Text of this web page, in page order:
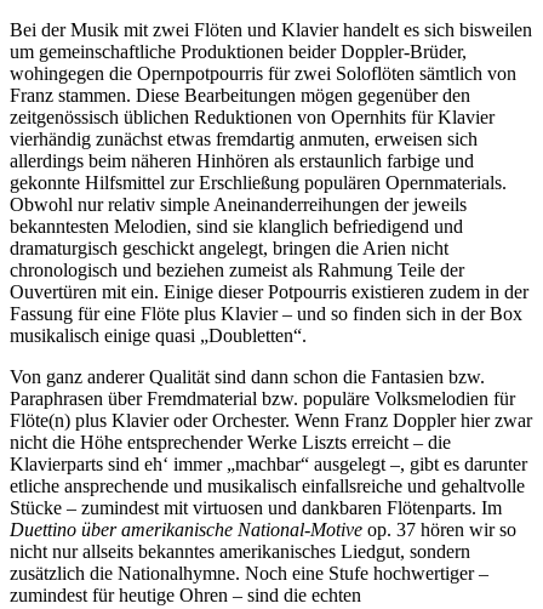
Bei der Musik mit zwei Flöten und Klavier handelt es sich bisweilen
um gemeinschaftliche Produktionen beider Doppler-Brüder,
wohingegen die Opernpotpourris für zwei Soloflöten sämtlich von
Franz stammen. Diese Bearbeitungen mögen gegenüber den
zeitgenössisch üblichen Reduktionen von Opernhits für Klavier
vierhändig zunächst etwas fremdartig anmuten, erweisen sich
allerdings beim näheren Hinhören als erstaunlich farbige und
gekonnte Hilfsmittel zur Erschließung populären Opernmaterials.
Obwohl nur relativ simple Aneinanderreihungen der jeweils
bekanntesten Melodien, sind sie klanglich befriedigend und
dramaturgisch geschickt angelegt, bringen die Arien nicht
chronologisch und beziehen zumeist als Rahmung Teile der
Ouvertüren mit ein. Einige dieser Potpourris existieren zudem in der
Fassung für eine Flöte plus Klavier – und so finden sich in der Box
musikalisch einige quasi „Doubletten“.
Von ganz anderer Qualität sind dann schon die Fantasien bzw.
Paraphrasen über Fremdmaterial bzw. populäre Volksmelodien für
Flöte(n) plus Klavier oder Orchester. Wenn Franz Doppler hier zwar
nicht die Höhe entsprechender Werke Liszts erreicht – die
Klavierparts sind eh‘ immer „machbar“ ausgelegt –, gibt es darunter
etliche ansprechende und musikalisch einfallsreiche und gehaltvolle
Stücke – zumindest mit virtuosen und dankbaren Flötenparts. Im
Duettino über amerikanische National-Motive op. 37 hören wir so
nicht nur allseits bekanntes amerikanisches Liedgut, sondern
zusätzlich die Nationalhymne. Noch eine Stufe hochwertiger –
zumindest für heutige Ohren – sind die echten